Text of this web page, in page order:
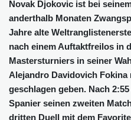
Novak Djokovic ist bei
anderthalb Monaten
Jahre alte
nach einem Auftaktfreilos in
Mastersturniers in seiner
Alejandro Davidovich Fokina
geschlagen geben. Nach
Spanier seinen zweiten
dritten Duell mit dem